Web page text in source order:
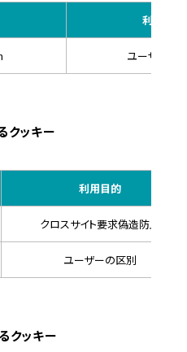
利用目的
ユーザーの
ッキー
利用目的
クロスサイト要求偽造防止
ユーザーの区別
ッキー